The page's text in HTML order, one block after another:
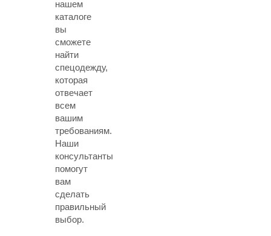
нашем
каталоге
вы
сможете
найти
спецодежду,
которая
отвечает
всем
вашим
требованиям.
Наши
консультанты
помогут
вам
сделать
правильный
выбор.